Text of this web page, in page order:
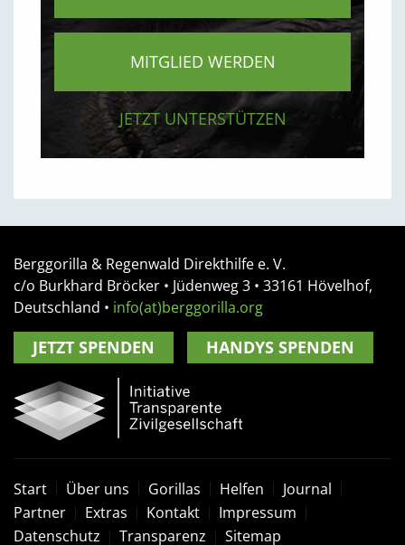
MITGLIED WERDEN
JETZT UNTERSTÜTZEN
Berggorilla & Regenwald Direkthilfe e. V.
c/o Burkhard Bröcker • Jüdenweg 3 • 33161 Hövelhof,
Deutschland • info(at)berggorilla.org
JETZT SPENDEN HANDYS SPENDEN
Start Über uns Gorillas Helfen
Journal
Partner
Extras Kontakt
Impressum
Datenschutz
Transparenz Sitemap